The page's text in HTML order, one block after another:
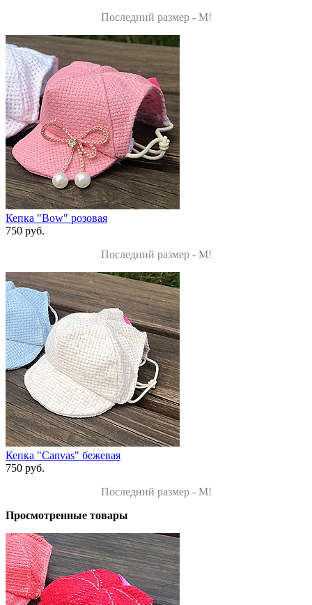
Последний размер - M!
Кепка "Bow" розовая
750 руб.
Последний размер - M!
Кепка "Canvas" бежевая
750 руб.
Последний размер - M!
Просмотренные товары